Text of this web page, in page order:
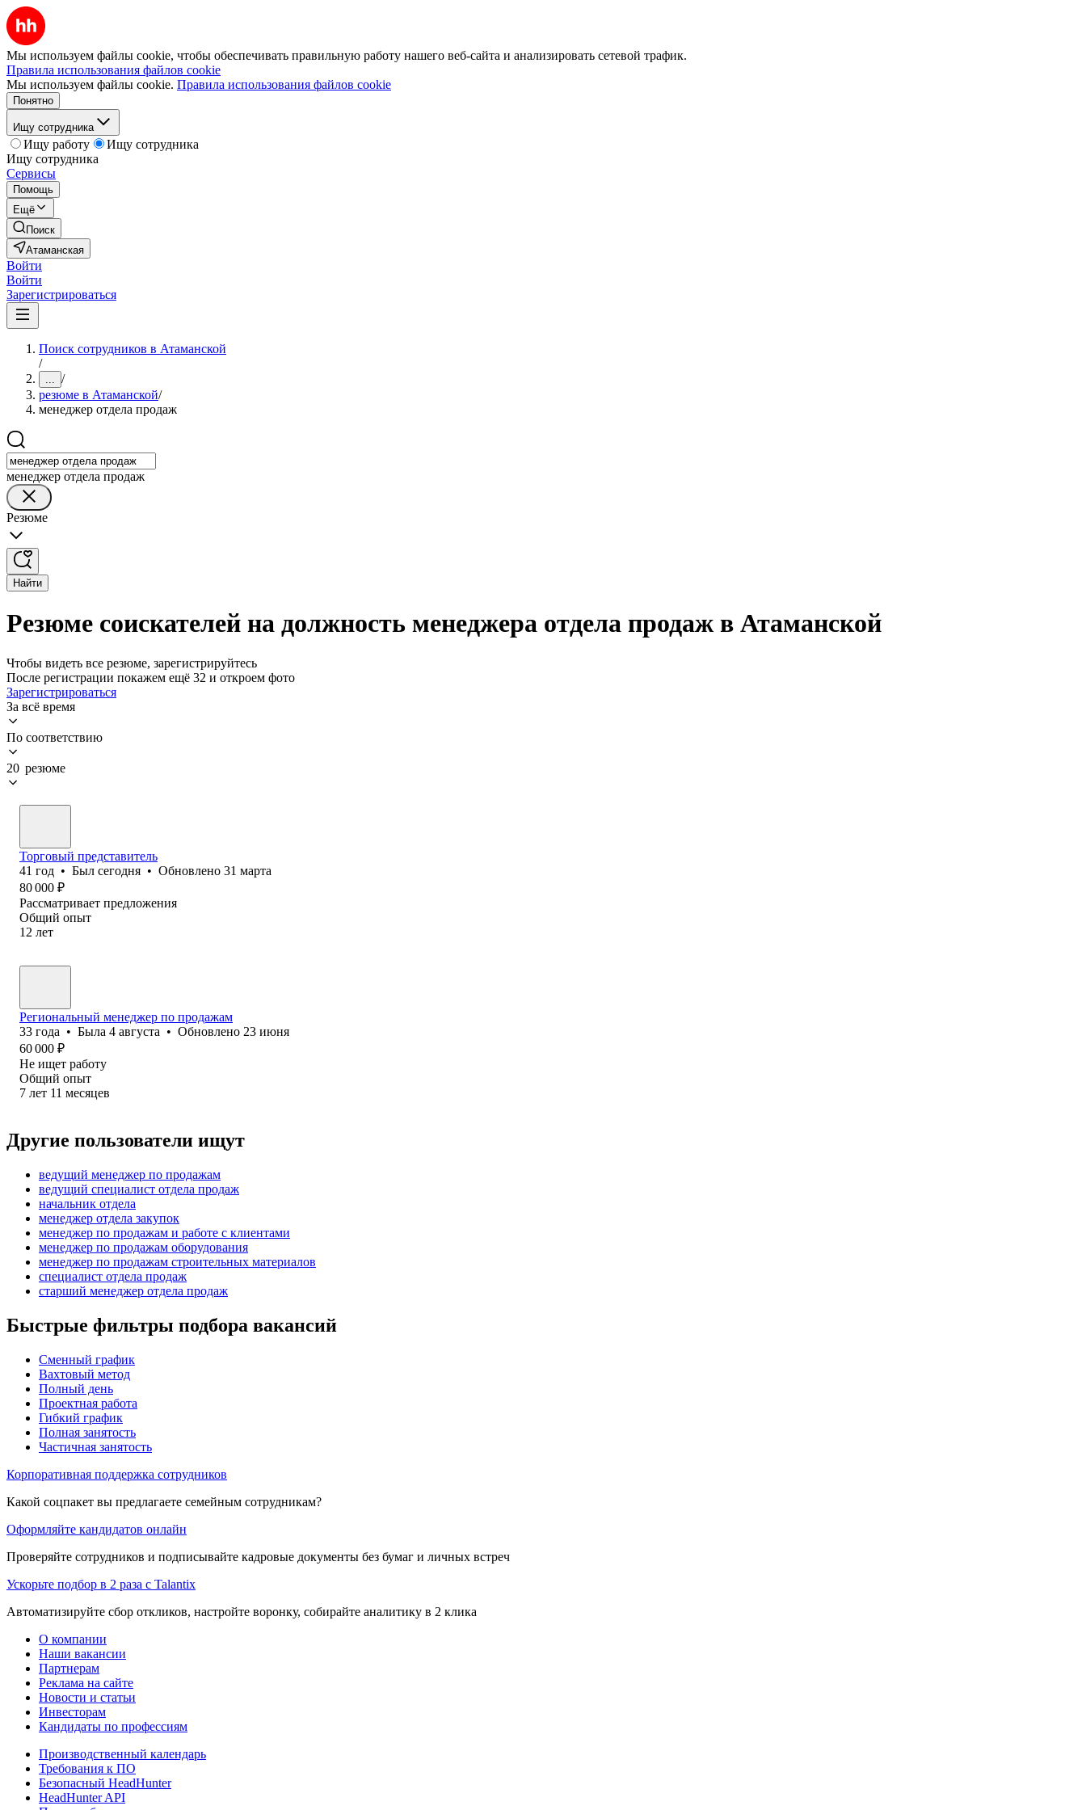
Мы используем файлы cookie, чтобы обеспечивать правильную работу нашего веб-сайта и анализировать сетевой трафик.
Правила использования файлов cookie
Мы используем файлы cookie. Правила использования файлов cookie
Понятно
Ищу сотрудника
Ищу работу
Ищу сотрудника
Ищу сотрудника
Сервисы
Помощь
Ещё
Поиск
Атаманская
Войти
Войти
Зарегистрироваться
Поиск сотрудников в Атаманской
/
... /
резюме в Атаманской/
менеджер отдела продаж
менеджер отдела продаж
Резюме
Найти
Резюме соискателей на должность менеджера отдела продаж в Атаманской
Чтобы видеть все резюме, зарегистрируйтесь
После регистрации покажем ещё 32 и откроем фото
Зарегистрироваться
За всё время
По соответствию
20 резюме
Торговый представитель
41 год • Был сегодня • Обновлено 31 марта
80 000 ₽
Рассматривает предложения
Общий опыт
12 лет
Региональный менеджер по продажам
33 года • Была 4 августа • Обновлено 23 июня
60 000 ₽
Не ищет работу
Общий опыт
7 лет 11 месяцев
Другие пользователи ищут
ведущий менеджер по продажам
ведущий специалист отдела продаж
начальник отдела
менеджер отдела закупок
менеджер по продажам и работе с клиентами
менеджер по продажам оборудования
менеджер по продажам строительных материалов
специалист отдела продаж
старший менеджер отдела продаж
Быстрые фильтры подбора вакансий
Сменный график
Вахтовый метод
Полный день
Проектная работа
Гибкий график
Полная занятость
Частичная занятость
Корпоративная поддержка сотрудников
Какой соцпакет вы предлагаете семейным сотрудникам?
Оформляйте кандидатов онлайн
Проверяйте сотрудников и подписывайте кадровые документы без бумаг и личных встреч
Ускорьте подбор в 2 раза с Talantix
Автоматизируйте сбор откликов, настройте воронку, собирайте аналитику в 2 клика
О компании
Наши вакансии
Партнерам
Реклама на сайте
Новости и статьи
Инвесторам
Кандидаты по профессиям
Производственный календарь
Требования к ПО
Безопасный HeadHunter
HeadHunter API